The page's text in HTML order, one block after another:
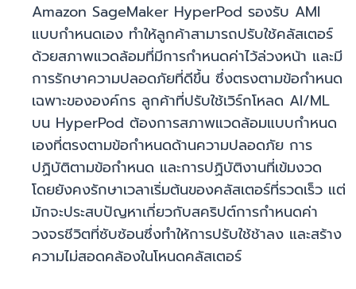
Amazon SageMaker HyperPod รองรับ AMI
แบบกำหนดเอง ทำให้ลูกค้าสามารถปรับใช้คลัสเตอร์
ด้วยสภาพแวดล้อมที่มีการกำหนดค่าไว้ล่วงหน้า และมี
การรักษาความปลอดภัยที่ดีขึ้น ซึ่งตรงตามข้อกำหนด
เฉพาะขององค์กร ลูกค้าที่ปรับใช้เวิร์กโหลด AI/ML
บน HyperPod ต้องการสภาพแวดล้อมแบบกำหนด
เองที่ตรงตามข้อกำหนดด้านความปลอดภัย การ
ปฏิบัติตามข้อกำหนด และการปฏิบัติงานที่เข้มงวด
โดยยังคงรักษาเวลาเริ่มต้นของคลัสเตอร์ที่รวดเร็ว แต่
มักจะประสบปัญหาเกี่ยวกับสคริปต์การกำหนดค่า
วงจรชีวิตที่ซับซ้อนซึ่งทำให้การปรับใช้ช้าลง และสร้าง
ความไม่สอดคล้องในโหนดคลัสเตอร์